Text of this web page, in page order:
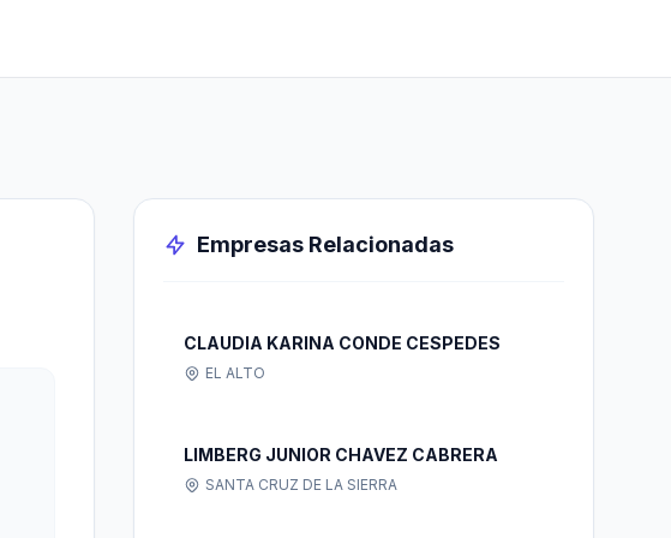
Empresas Relacionadas
CLAUDIA KARINA CONDE CESPEDES
EL ALTO
LIMBERG JUNIOR CHAVEZ CABRERA
SANTA CRUZ DE LA SIERRA